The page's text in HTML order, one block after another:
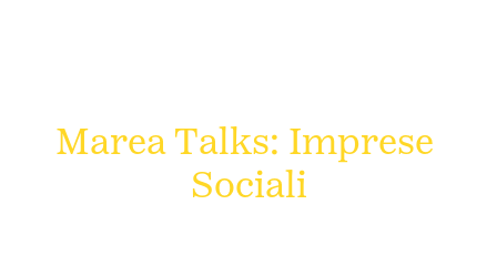
Contattaci
Marea Talks: Imprese
Sociali